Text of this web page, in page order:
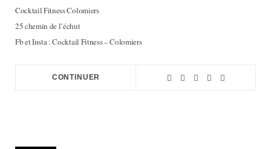
Cocktail Fitness Colomiers
25 chemin de l’échut
Fb et Insta : Cocktail Fitness – Colomiers
CONTINUER